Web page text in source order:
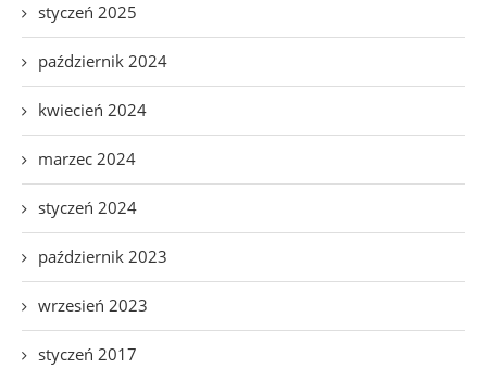
styczeń 2025
październik 2024
kwiecień 2024
marzec 2024
styczeń 2024
październik 2023
wrzesień 2023
styczeń 2017